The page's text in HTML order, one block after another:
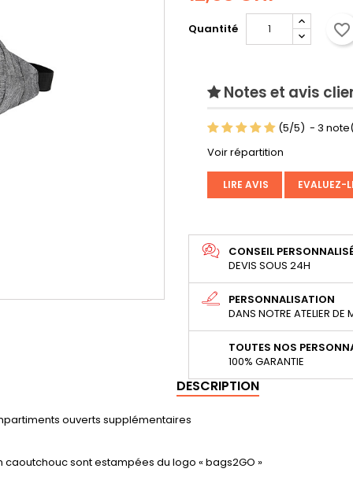
Quantité favorite_border
Notes et avis
(5/5) - 3
Voir répartition
LIRE AVIS EVALUEZ-
CONSEIL
DEVIS SOUS 24H
PERSONNALISATION
DANS NOTRE ATELIER DE
TOUTES NOS
100% GARANTIE
DESCRIPTION
ouverts supplémentaires
sont estampées du logo « bags2GO »